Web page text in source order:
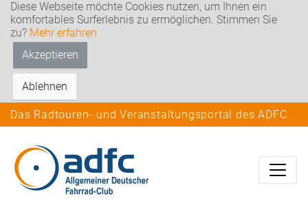
Diese Webseite möchte Cookies nutzen, um Ihnen ein
komfortables Surferlebnis zu ermöglichen. Stimmen Sie
zu? Mehr erfahren
Akzeptieren
Ablehnen
Das Radtouren- und Veranstaltungsportal des ADFC